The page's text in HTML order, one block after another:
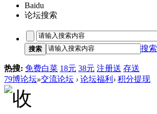
Baidu
论坛搜索
搜索 搜索
热搜: 免费白菜 18元 38元 注册送 存送
79博论坛»交流论坛 › 论坛福利 › 积分提现